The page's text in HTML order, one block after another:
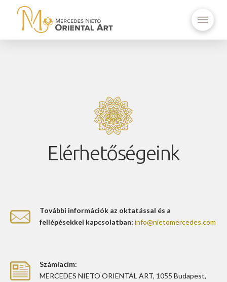
Elérhetőségeink
További információk az oktatással és a
fellépésekkel kapcsolatban: info@nietomercedes.com
Számlacím:
MERCEDES NIETO ORIENTAL ART, 1055 Budapest,